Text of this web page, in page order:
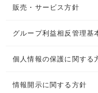
販売・サービス方針
グループ利益相反管理基
個人情報の保護に関する
情報開示に関する方針